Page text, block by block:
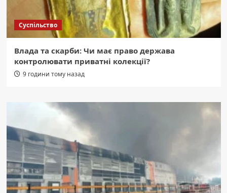
Суспільство
Влада та скарби: Чи має право держава
контролювати приватні колекції?
9 години тому назад